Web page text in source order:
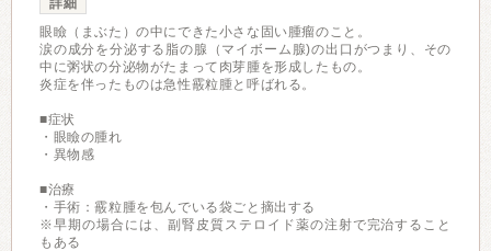
詳細
眼瞼（まぶた）の中にできた小さな固い腫瘤のこと。
涙の成分を分泌する脂の腺（マイボーム腺)の出口がつまり、その
中に粥状の分泌物がたまって肉芽腫を形成したもの。
炎症を伴ったものは急性霰粒腫と呼ばれる。
■症状
・眼瞼の腫れ
・異物感
■治療
・手術：霰粒腫を包んでいる袋ごと摘出する
※早期の場合には、副腎皮質ステロイド薬の注射で完治すること
もある